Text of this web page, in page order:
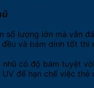
số lượng lớn mà vẫn
và bám dính tốt thì
nhũ có độ bám tuyệt
để hạn chế việc thẻ